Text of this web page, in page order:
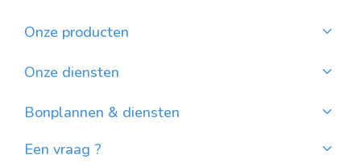
Onze producten
Kwalitatievepellets bestellen
Onze diensten
Waar pellets vinden?
Bonplannen & diensten
Evolutie van de Mazoutprijs in België
Een vraag ?